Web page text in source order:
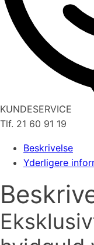
KUNDESERVICE
Tlf. 21 60 91 19
Beskrivelse
Yderligere